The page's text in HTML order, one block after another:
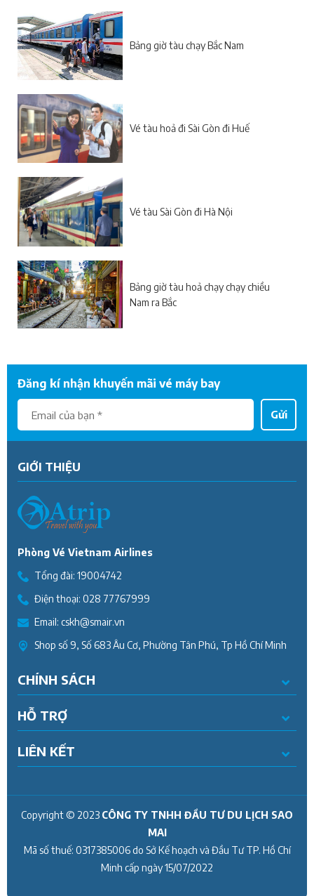
Bảng giờ tàu chạy Bắc Nam
Vé tàu hoả đi Sài Gòn đi Huế
Vé tàu Sài Gòn đi Hà Nội
Bảng giờ tàu hoả chạy chạy chiều
Nam ra Bắc
Đăng kí nhận khuyến mãi vé máy bay
Gửi
GIỚI THIỆU
Phòng Vé Vietnam Airlines
Tổng đài: 19004742
Điện thoại: 028 77767999
Email: cskh@smair.vn
Shop số 9, Số 683 Âu Cơ, Phường Tân Phú, Tp Hồ Chí Minh
CHÍNH SÁCH
HỖ TRỢ
LIÊN KẾT
Copyright © 2023 CÔNG TY TNHH ĐẦU TƯ DU LỊCH SAO
MAI
Mã số thuế: 0317385006do Sở Kế hoạch và Đầu Tư TP. Hồ Chí
Minh cấp ngày15/07/2022